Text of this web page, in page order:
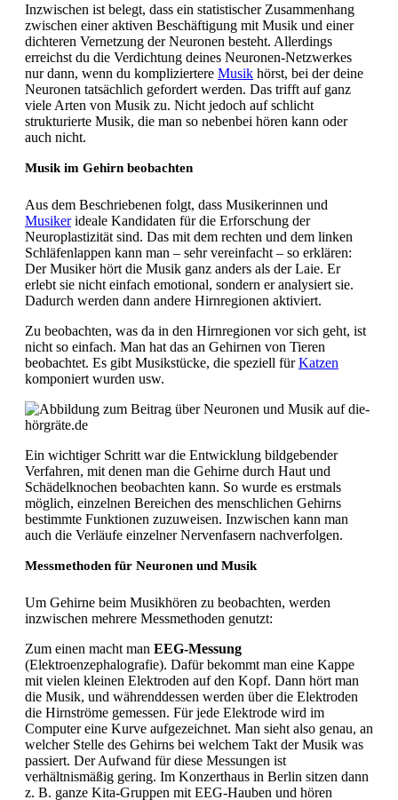
Inzwischen ist belegt, dass ein statistischer Zusammenhang
zwischen einer aktiven Beschäftigung mit Musik und einer
dichteren Vernetzung der Neuronen besteht. Allerdings
erreichst du die Verdichtung deines Neuronen-Netzwerkes
nur dann, wenn du kompliziertere Musik hörst, bei der deine
Neuronen tatsächlich gefordert werden. Das trifft auf ganz
viele Arten von Musik zu. Nicht jedoch auf schlicht
strukturierte Musik, die man so nebenbei hören kann oder
auch nicht.
Musik im Gehirn beobachten
Aus dem Beschriebenen folgt, dass Musikerinnen und
Musikerideale Kandidaten für die Erforschung der
Neuroplastizität sind. Das mit dem rechten und dem linken
Schläfenlappen kann man – sehr vereinfacht – so erklären:
Der Musiker hört die Musik ganz anders als der Laie. Er
erlebt sie nicht einfach emotional, sondern er analysiert sie.
Dadurch werden dann andere Hirnregionen aktiviert.
Zu beobachten, was da in den Hirnregionen vor sich geht, ist
nicht so einfach. Man hat das an Gehirnen von Tieren
beobachtet. Es gibt Musikstücke, die speziell fürKatzen
komponiert wurden usw.
Ein wichtiger Schritt war die Entwicklung bildgebender
Verfahren, mit denen man die Gehirne durch Haut und
Schädelknochen beobachten kann. So wurde es erstmals
möglich, einzelnen Bereichen des menschlichen Gehirns
bestimmte Funktionen zuzuweisen. Inzwischen kann man
auch die Verläufe einzelner Nervenfasern nachverfolgen.
Messmethoden für Neuronen und Musik
Um Gehirne beim Musikhören zu beobachten, werden
inzwischen mehrere Messmethoden genutzt:
Zum einen macht man EEG-Messung
(Elektroenzephalografie). Dafür bekommt man eine Kappe
mit vielen kleinen Elektroden auf den Kopf. Dann hört man
die Musik, und währenddessen werden über die Elektroden
die Hirnströme gemessen. Für jede Elektrode wird im
Computer eine Kurve aufgezeichnet. Man sieht also genau, an
welcher Stelle des Gehirns bei welchem Takt der Musik was
passiert. Der Aufwand für diese Messungen ist
verhältnismäßig gering. Im Konzerthaus in Berlin sitzen dann
z. B. ganze Kita-Gruppen mit EEG-Hauben und hören